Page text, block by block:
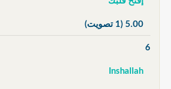
5.00 (1 تصويت)
6
Inshallah